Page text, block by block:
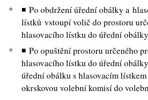
◾ Po obdržení úřední obálky a
lístků vstoupí volič do prostoru
hlasovacího lístku do úřední
◾ Po opuštění prostoru určeného
hlasovacího lístku do úřední
úřední obálku s hlasovacím
okrskovou volební komisí do